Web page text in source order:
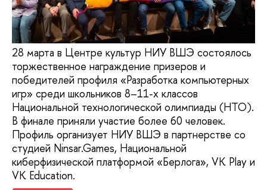
28 марта в Центре культур НИУ ВШЭ состоялось
торжественное награждение призеров и
победителей профиля «Разработка компьютерных
игр» среди школьников 8–11-х классов
Национальной технологической олимпиады (НТО).
В финале приняли участие более 60 человек.
Профиль организует НИУ ВШЭ в партнерстве со
студией Ninsar.Games, Национальной
киберфизической платформой «Берлога», VK Play и
VK Education.